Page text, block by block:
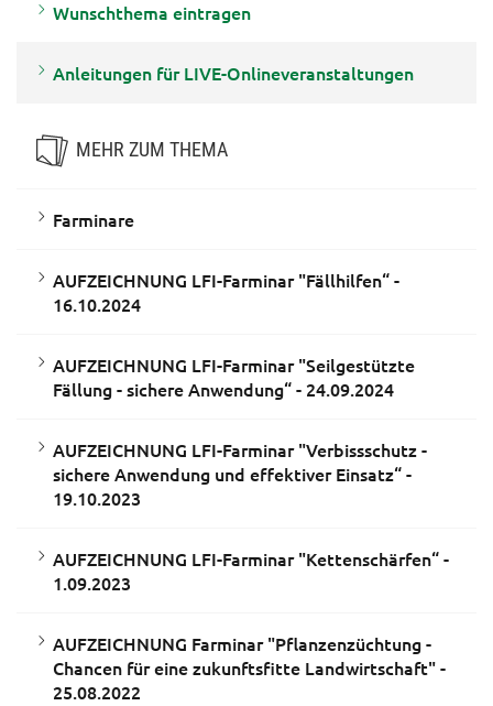
Wunschthema eintragen
Anleitungen für LIVE-Onlineveranstaltungen
MEHR ZUM THEMA
Farminare
AUFZEICHNUNG LFI-Farminar "Fällhilfen“ -
16.10.2024
AUFZEICHNUNG LFI-Farminar "Seilgestützte
Fällung - sichere Anwendung“ - 24.09.2024
AUFZEICHNUNG LFI-Farminar "Verbissschutz -
sichere Anwendung und effektiver Einsatz“ -
19.10.2023
AUFZEICHNUNG LFI-Farminar "Kettenschärfen“ -
1.09.2023
AUFZEICHNUNG Farminar "Pflanzenzüchtung -
Chancen für eine zukunftsfitte Landwirtschaft" -
25.08.2022